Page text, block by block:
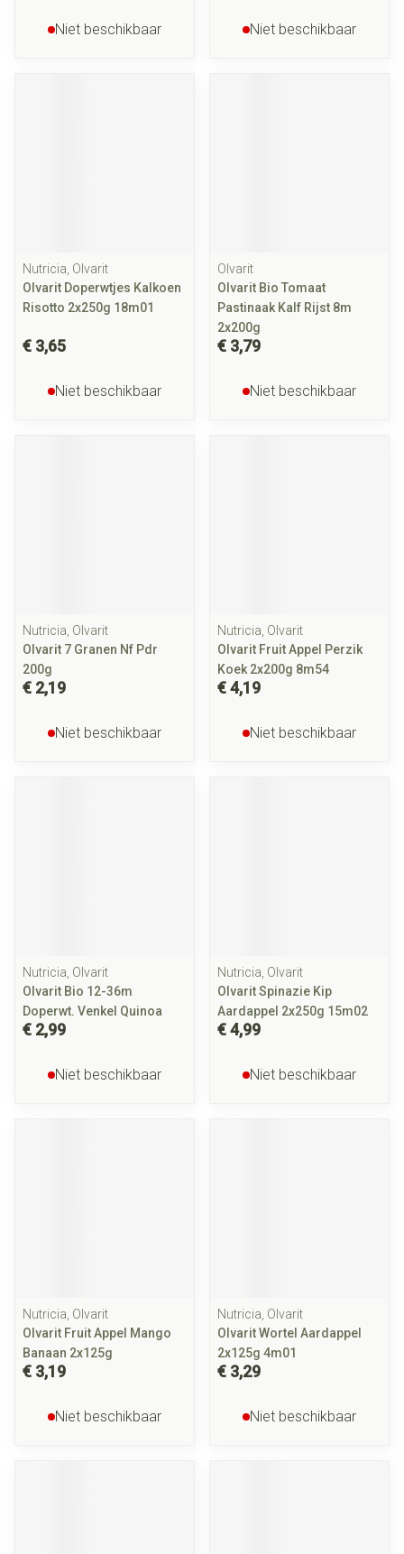
Niet beschikbaar Niet beschikbaar
Nutricia, Olvarit
Olvarit Doperwtjes Kalkoen
Risotto 2x250g 18m01
€ 3,65
Niet beschikbaar
Olvarit
Olvarit Bio Tomaat
Pastinaak Kalf Rijst 8m
2x200g
€ 3,79
Niet beschikbaar
Nutricia, Olvarit
Olvarit 7 Granen Nf Pdr
200g
€ 2,19
Niet beschikbaar
Nutricia, Olvarit
Olvarit Fruit Appel Perzik
Koek 2x200g 8m54
€ 4,19
Niet beschikbaar
Nutricia, Olvarit
Olvarit Bio 12-36m
Doperwt. Venkel Quinoa
€ 2,99
Niet beschikbaar
Nutricia, Olvarit
Olvarit Spinazie Kip
Aardappel 2x250g 15m02
€ 4,99
Niet beschikbaar
Nutricia, Olvarit
Olvarit Fruit Appel Mango
Banaan 2x125g
€ 3,19
Niet beschikbaar
Nutricia, Olvarit
Olvarit Wortel Aardappel
2x125g 4m01
€ 3,29
Niet beschikbaar